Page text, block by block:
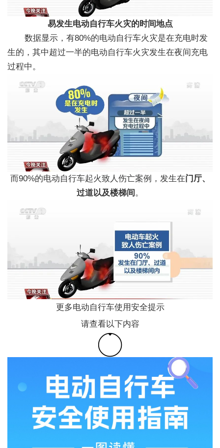
易发生电动自行车火灾的时间地点
数据显示，有80%的电动自行车火灾是在充电时发
生的，其中超过一半的电动自行车火灾发生在夜间充电
过程中。
而90%的电动自行车起火致人伤亡案例，发生在门厅、
过道以及楼梯间 。
更多电动自行车使用安全提示
请查看以下内容